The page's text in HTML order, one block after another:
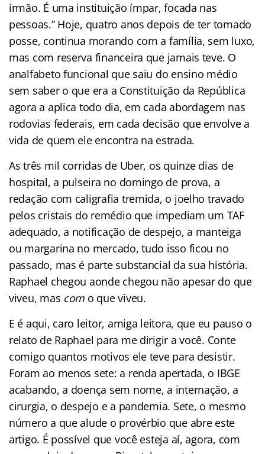
irmão. É uma instituição ímpar, focada nas
pessoas.” Hoje, quatro anos depois de ter tomado
posse, continua morando com a família, sem luxo,
mas com reserva financeira que jamais teve. O
analfabeto funcional que saiu do ensino médio
sem saber o que era a Constituição da República
agora a aplica todo dia, em cada abordagem nas
rodovias federais, em cada decisão que envolve a
vida de quem ele encontra na estrada.
As três mil corridas de Uber, os quinze dias de
hospital, a pulseira no domingo de prova, a
redação com caligrafia tremida, o joelho travado
pelos cristais do remédio que impediam um TAF
adequado, a notificação de despejo, a manteiga
ou margarina no mercado, tudo isso ficou no
passado, mas é parte substancial da sua história.
Raphael chegou aonde chegou não apesar do que
viveu, mas com o que viveu.
E é aqui, caro leitor, amiga leitora, que eu pauso o
relato de Raphael para me dirigir a você. Conte
comigo quantos motivos ele teve para desistir.
Foram ao menos sete: a renda apertada, o IBGE
acabando, a doença sem nome, a internação, a
cirurgia, o despejo e a pandemia. Sete, o mesmo
número a que alude o provérbio que abre este
artigo. É possível que você esteja aí, agora, com